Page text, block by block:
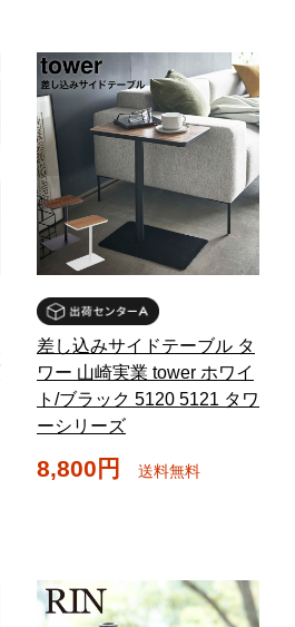
差し込みサイドテーブル タ
ワー 山崎実業 tower ホワイ
ト/ブラック 5120 5121 タワ
ーシリーズ
8,800円 送料無料